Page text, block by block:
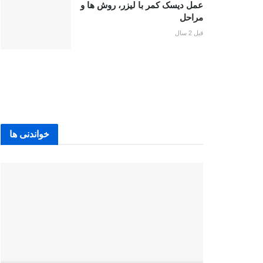
عمل دیسک کمر با لیزر، روش ها و
مراحل
قبل 2 سال
خواندنی ها